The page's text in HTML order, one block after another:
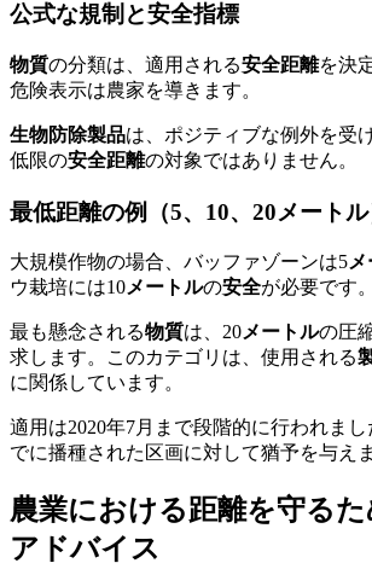
公式な規制と安全指標
物質の分類は、適用される安全距離を決
危険表示は農家を導きます。
生物防除製品は、ポジティブな例外を受
低限の安全距離の対象ではありません。
最低距離の例（5、10、20メート
大規模作物の場合、バッファゾーンは5
ウ栽培には10メートルの安全が必要です。
最も懸念される物質は、20メートルの圧
求します。このカテゴリは、使用される
に関係しています。
適用は2020年7月まで段階的に行われまし
でに播種された区画に対して猶予を与え
農業における距離を守るた
アドバイス